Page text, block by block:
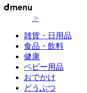
>
雑貨・日用品
食品・飲料
健康
ベビー用品
おでかけ
どうぶつ